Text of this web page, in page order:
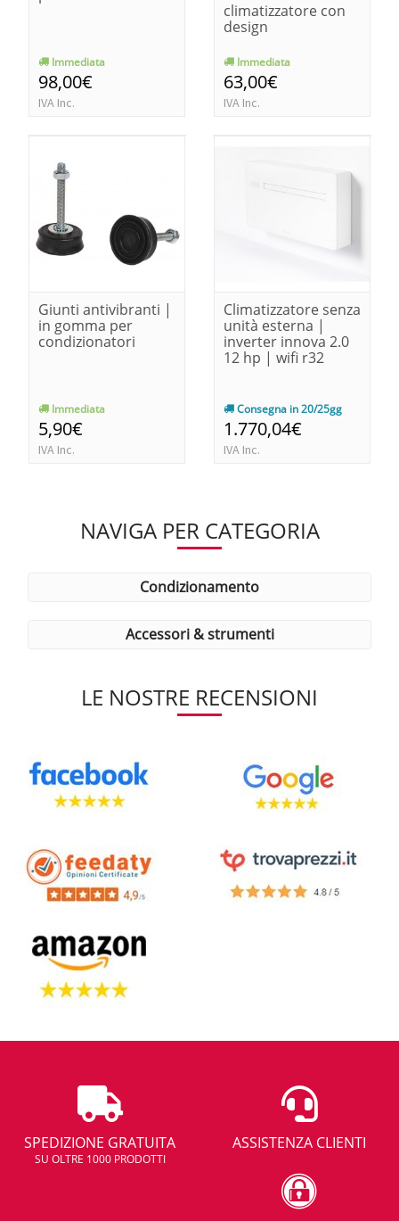
Immediata
98,00€
IVA Inc.
climatizzatore con
design
Immediata
63,00€
IVA Inc.
Giunti antivibranti |
in gomma per
condizionatori
Immediata
5,90€
IVA Inc.
Climatizzatore senza
unità esterna |
inverter innova 2.0
12 hp | wifi r32
Consegna in 20/25gg
1.770,04€
IVA Inc.
NAVIGA PER CATEGORIA
condizionamento
accessori & strumenti
LE NOSTRE RECENSIONI
SPEDIZIONE GRATUITA
SU OLTRE 1000 PRODOTTI
ASSISTENZA CLIENTI